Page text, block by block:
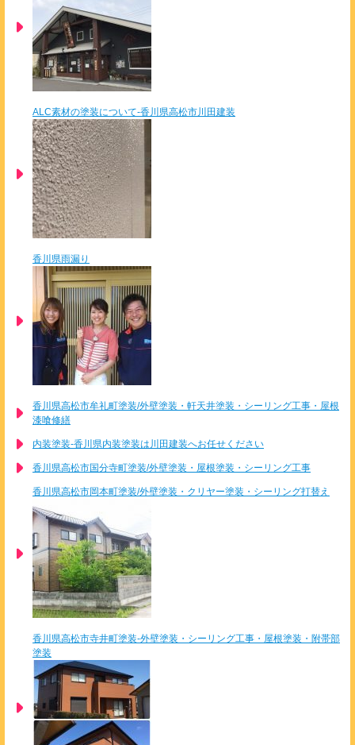
ALC素材の塗装について-香川県高松市川田建装
香川県雨漏り
香川県高松市牟礼町塗装/外壁塗装・軒天井塗装・シーリング工事・屋根
漆喰修繕
内装塗装-香川県内装塗装は川田建装へお任せください
香川県高松市国分寺町塗装/外壁塗装・屋根塗装・シーリング工事
香川県高松市岡本町塗装/外壁塗装・クリヤー塗装・シーリング打替え
香川県高松市寺井町塗装-外壁塗装・シーリング工事・屋根塗装・附帯部
塗装